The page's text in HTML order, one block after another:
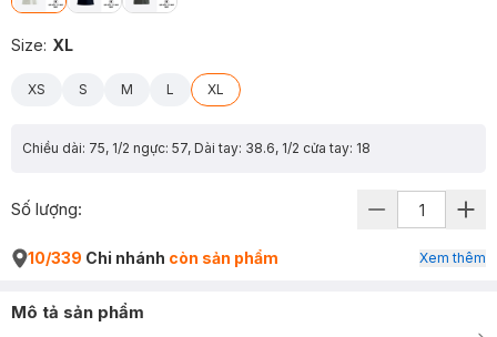
Size: XL
XS S M L XL
Chiều dài: 75, 1/2 ngực: 57, Dài tay: 38.6, 1/2 cửa tay: 18
Số lượng:
10/339 Chi nhánh còn sản phẩm Xem thêm
Mô tả sản phẩm